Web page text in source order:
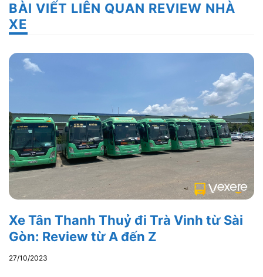
BÀI VIẾT LIÊN QUAN REVIEW NHÀ
XE
Xe Tân Thanh Thuỷ đi Trà Vinh từ Sài
Gòn: Review từ A đến Z
27/10/2023